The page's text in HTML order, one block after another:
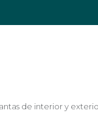
de interior y